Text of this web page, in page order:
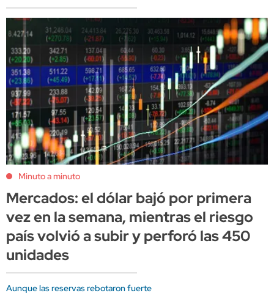
Minuto a minuto
Mercados: el dólar bajó por primera
vez en la semana, mientras el riesgo
país volvió a subir y perforó las 450
unidades
Aunque las reservas rebotaron fuerte